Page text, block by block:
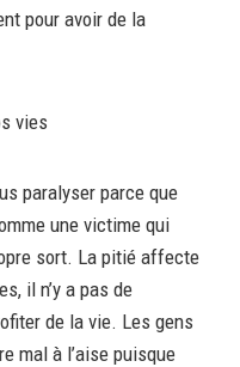
pour avoir de la
vies
paralyser parce que
une victime qui
sort. La pitié affecte
il n’y a pas de
de la vie. Les gens
mal à l’aise puisque